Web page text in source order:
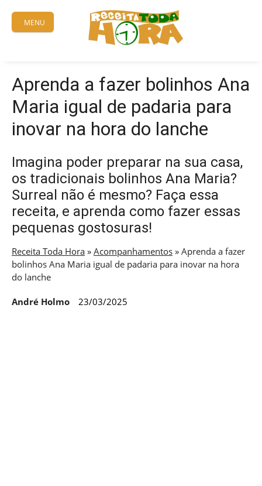
content
MENU
Aprenda a fazer bolinhos Ana
Maria igual de padaria para
inovar na hora do lanche
Imagina poder preparar na sua casa,
os tradicionais bolinhos Ana Maria?
Surreal não é mesmo? Faça essa
receita, e aprenda como fazer essas
pequenas gostosuras!
Receita Toda Hora » Acompanhamentos » Aprenda a fazer
bolinhos Ana Maria igual de padaria para inovar na hora
do lanche
André Holmo 23/03/2025